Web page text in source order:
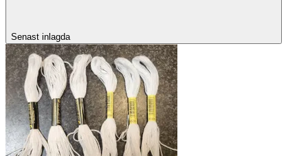
Senast inlagda